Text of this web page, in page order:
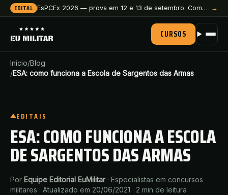
EDITAL EsPCEx 2026 — prova em 12 e 13 de setembro. Comece a preparação agora. →
CURSOS
Início/Blog
/ESA: como funciona a Escola de Sargentos das Armas
EDITAIS
ESA: COMO FUNCIONA A ESCOLA
DE SARGENTOS DAS ARMAS
Por Equipe Editorial EuMilitar· Especialistas em concursos
militares · Atualizado em 20/06/2021 · 2 min de leitura